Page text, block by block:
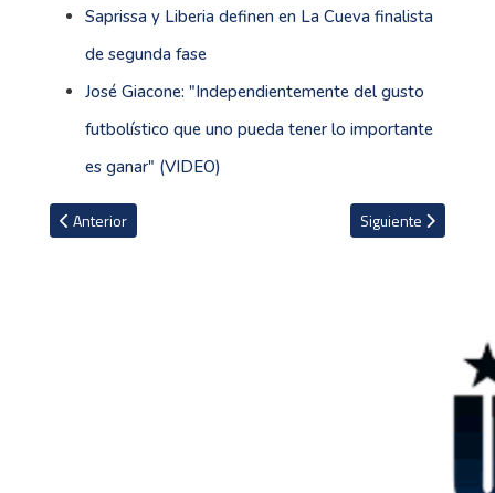
Saprissa y Liberia definen en La Cueva finalista
de segunda fase
José Giacone: "Independientemente del gusto
futbolístico que uno pueda tener lo importante
es ganar" (VIDEO)
Artículo anterior: Arsenal con dramatismo saca victoria clave
Anterior Artículo siguiente:
Siguiente